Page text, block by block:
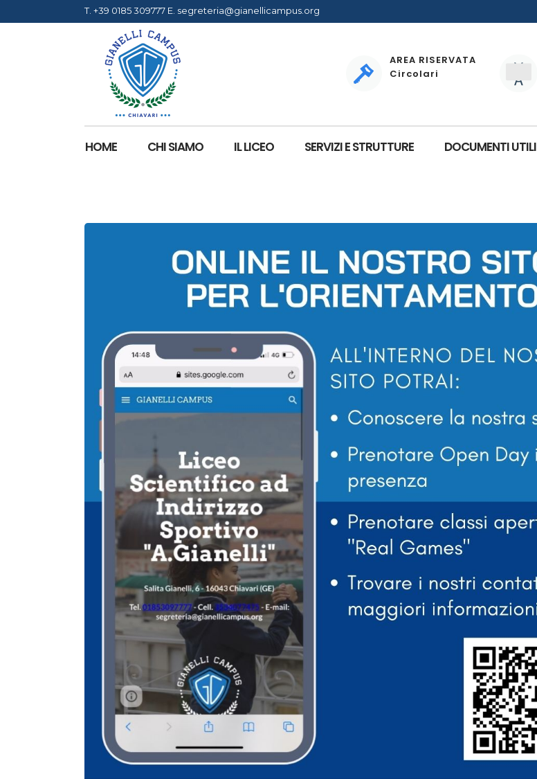
T. +39 0185 309777 E. segreteria@gianellicampus.org
AREA RISERVATA
Circolari
HOME CHI SIAMO IL LICEO SERVIZI E STRUTTURE DOCUMENTI UTILI